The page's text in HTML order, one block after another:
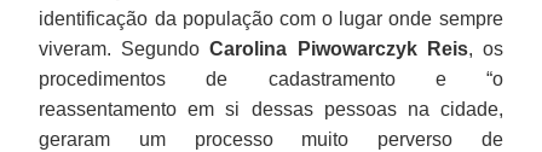
identificação da população com o lugar onde sempre
viveram. SegundoCarolina Piwowarczyk Reis, os
procedimentos de cadastramento e “o
reassentamento em si dessas pessoas na cidade,
geraram um processo muito perverso de